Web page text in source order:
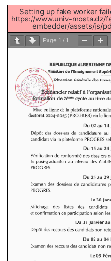
Setting up fake worker
https://www.univ-mosta.dz/
embedder/assets/js/
Page 1 / 1